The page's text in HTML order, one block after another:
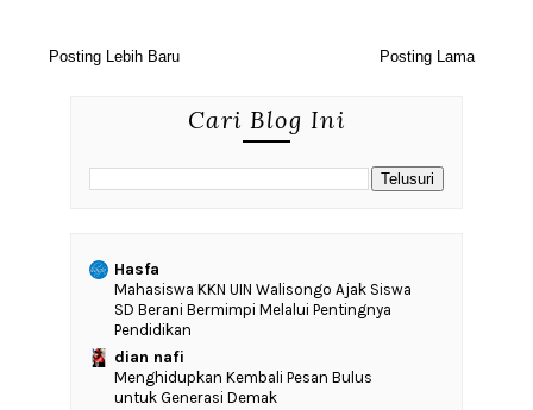
Posting Lebih Baru Posting Lama
Cari Blog Ini
Hasfa
Mahasiswa KKN UIN Walisongo Ajak Siswa
SD Berani Bermimpi Melalui Pentingnya
Pendidikan
dian nafi
Menghidupkan Kembali Pesan Bulus
untuk Generasi Demak